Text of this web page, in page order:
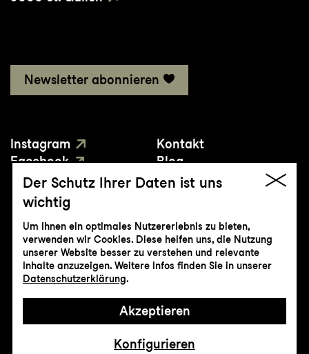
Newsletter abonnieren
Instagram
Facebook
YouTube
Kontakt
Blog
Presse
© Genossenschaft Konzert und Theater
St.Gallen
Impressum
Datenschutz AGB Intranet
Der Schutz Ihrer Daten ist uns
wichtig
Um Ihnen ein optimales Nutzererlebnis zu bieten,
verwenden wir Cookies. Diese helfen uns, die Nutzung
unserer Website besser zu verstehen und relevante
Inhalte anzuzeigen. Weitere Infos finden Sie in unserer
Datenschutzerklärung.
Akzeptieren
Konfigurieren